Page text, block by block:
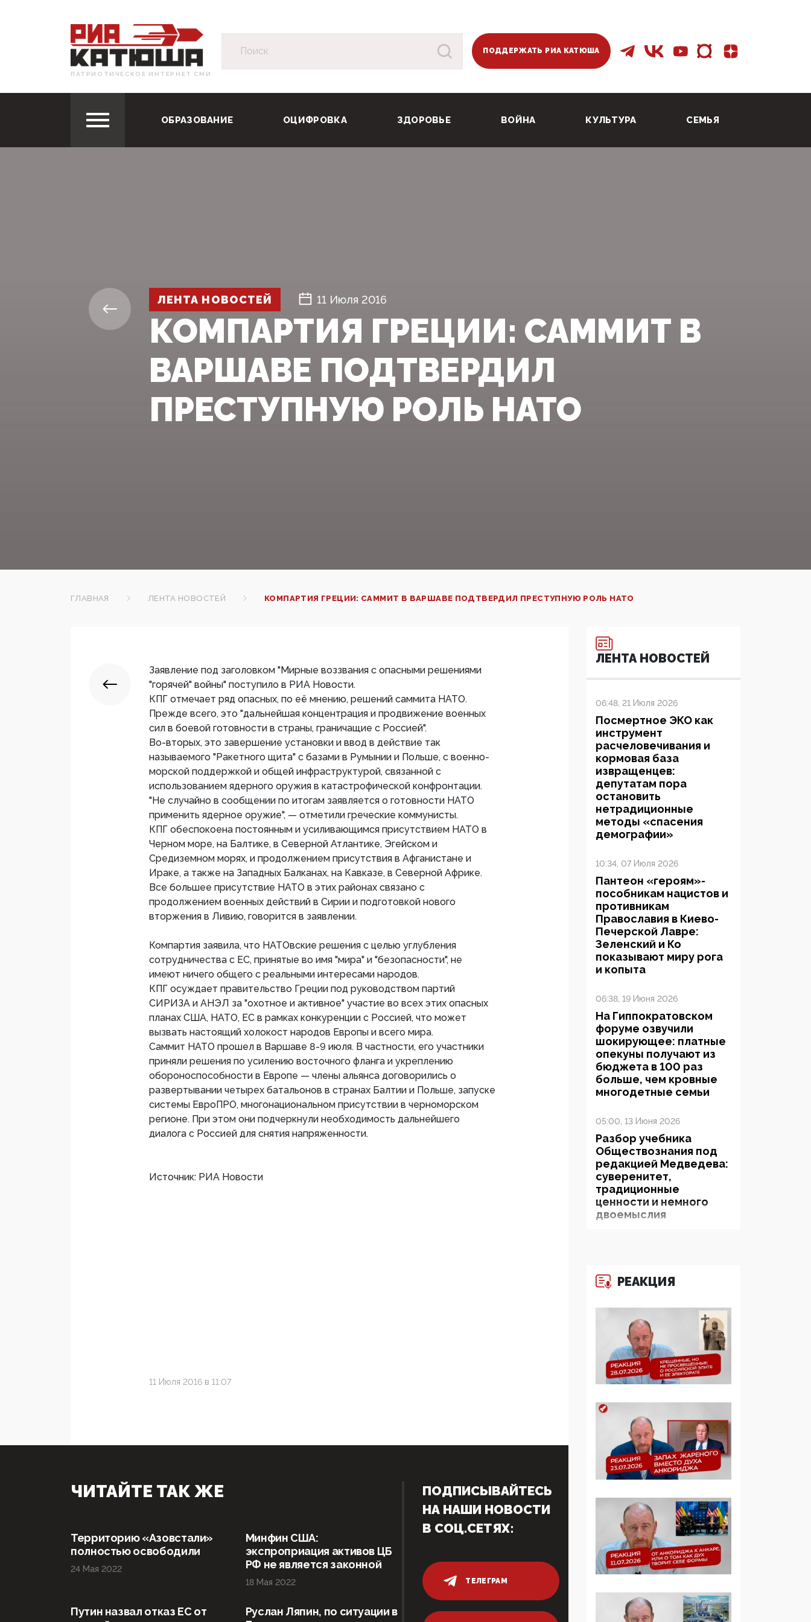
ПАТРИОТИЧЕСКОЕ ИНТЕРНЕТ СМИ
ПОДДЕРЖАТЬ РИА КАТЮША
ОБРАЗОВАНИЕ ОЦИФРОВКА ЗДОРОВЬЕ ВОЙНА КУЛЬТУРА СЕМЬЯ
ЛЕНТА НОВОСТЕЙ 11 Июля 2016
КОМПАРТИЯ ГРЕЦИИ: САММИТ В
ВАРШАВЕ ПОДТВЕРДИЛ
ПРЕСТУПНУЮ РОЛЬ НАТО
ГЛАВНАЯ ЛЕНТА НОВОСТЕЙ КОМПАРТИЯ ГРЕЦИИ: САММИТ В ВАРШАВЕ ПОДТВЕРДИЛ ПРЕСТУПНУЮ РОЛЬ НАТО
Заявление под заголовком "Мирные воззвания с опасными решениями
"горячей" войны" поступило в РИА Новости.
КПГ отмечает ряд опасных, по её мнению, решений саммита НАТО.
Прежде всего, это "дальнейшая концентрация и продвижение военных
сил в боевой готовности в страны, граничащие с Россией".
Во-вторых, это завершение установки и ввод в действие так
называемого "Ракетного щита" с базами в Румынии и Польше, с военно-
морской поддержкой и общей инфраструктурой, связанной с
использованием ядерного оружия в катастрофической конфронтации.
"Не случайно в сообщении по итогам заявляется о готовности НАТО
применить ядерное оружие", — отметили греческие коммунисты.
КПГ обеспокоена постоянным и усиливающимся присутствием НАТО в
Черном море, на Балтике, в Северной Атлантике, Эгейском и
Средиземном морях, и продолжением присутствия в Афганистане и
Ираке, а также на Западных Балканах, на Кавказе, в Северной Африке.
Все большее присутствие НАТО в этих районах связано с
продолжением военных действий в Сирии и подготовкой нового
вторжения в Ливию, говорится в заявлении.
Компартия заявила, что НАТОвские решения с целью углубления
сотрудничества с ЕС, принятые во имя "мира" и "безопасности", не
имеют ничего общего с реальными интересами народов.
КПГ осуждает правительство Греции под руководством партий
СИРИЗА и АНЭЛ за "охотное и активное" участие во всех этих опасных
планах США, НАТО, ЕС в рамках конкуренции с Россией, что может
вызвать настоящий холокост народов Европы и всего мира.
Саммит НАТО прошел в Варшаве 8-9 июля. В частности, его участники
приняли решения по усилению восточного фланга и укреплению
обороноспособности в Европе — члены альянса договорились о
развертывании четырех батальонов в странах Балтии и Польше, запуске
системы ЕвроПРО, многонациональном присутствии в черноморском
регионе. При этом они подчеркнули необходимость дальнейшего
диалога с Россией для снятия напряженности.
Источник: РИА Новости
11 Июля 2016 в 11:07
ЛЕНТА НОВОСТЕЙ
06:48, 21 Июля 2026
Посмертное ЭКО как
инструмент
расчеловечивания и
кормовая база
извращенцев:
депутатам пора
остановить
нетрадиционные
методы «спасения
демографии»
10:34, 07 Июля 2026
Пантеон «героям»-
пособникам нацистов и
противникам
Православия в Киево-
Печерской Лавре:
Зеленский и Ко
показывают миру рога
и копыта
06:38, 19 Июня 2026
На Гиппократовском
форуме озвучили
шокирующее: платные
опекуны получают из
бюджета в 100 раз
больше, чем кровные
многодетные семьи
05:00, 13 Июня 2026
Разбор учебника
Обществознания под
редакцией Медведева:
суверенитет,
традиционные
ценности и немного
двоемыслия
увидела
экстремистскую
ЮНЕСКО в России, но
цифроглобалисты
продолжают
определять повестку в
образовании
5G за счет здоровья
граждан: Минцифры
намерено отобрать у
регионов и
муниципалитетов право
защищать жилые дома
от ЭМИ
05:58, 26 Мая 2026
Роскомнадзор
освободили от борца с
деструктивным и
07:39, 25 Мая 2026
РЕАКЦИЯ
ЧИТАЙТЕ ТАК ЖЕ
Территорию «Азовстали»
полностью освободили
24 Мая 2022
Минфин США:
экспроприация активов ЦБ
РФ не является законной
18 Мая 2022
Путин назвал отказ ЕС от
Руслан Ляпин, по ситуации в
ПОДПИСЫВАЙТЕСЬ
НА НАШИ НОВОСТИ
В СОЦ.СЕТЯХ:
ТЕЛЕГРАМ